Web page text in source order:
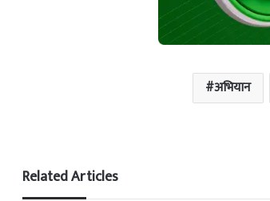
अभियान
Related Articles